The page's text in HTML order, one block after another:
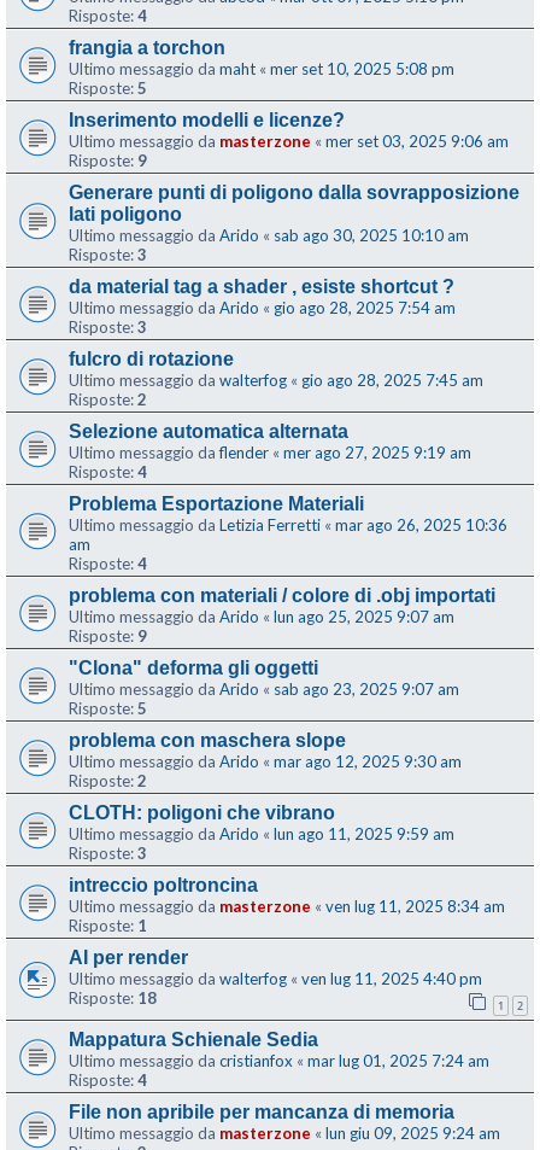
Risposte:4
frangia a torchon
Ultimo messaggio da maht « mer set 10, 2025 5:08 pm
Risposte:5
Inserimento modelli e licenze?
Ultimo messaggio da masterzone « mer set 03, 2025 9:06 am
Risposte: 9
Generare punti di poligono dalla sovrapposizione
lati poligono
Ultimo messaggio da Arido « sab ago 30, 2025 10:10 am
Risposte:3
da material tag a shader , esiste shortcut ?
Ultimo messaggio da Arido « gio ago 28, 2025 7:54 am
Risposte:3
fulcro di rotazione
Ultimo messaggio da walterfog « gio ago 28, 2025 7:45 am
Risposte:2
Selezione automatica alternata
Ultimo messaggio daflender « mer ago 27, 2025 9:19 am
Risposte:4
Problema Esportazione Materiali
Ultimo messaggio da Letizia Ferretti « mar ago 26, 2025 10:36
am
Risposte:4
problema con materiali / colore di .obj importati
Ultimo messaggio da Arido « lun ago 25, 2025 9:07 am
Risposte: 9
"Clona" deforma gli oggetti
Ultimo messaggio da Arido « sab ago 23, 2025 9:07 am
Risposte:5
problema con maschera slope
Ultimo messaggio da Arido « mar ago 12, 2025 9:30 am
Risposte:2
CLOTH: poligoni che vibrano
Ultimo messaggio da Arido « lun ago 11, 2025 9:59 am
Risposte:3
intreccio poltroncina
Ultimo messaggio da masterzone « ven lug 11, 2025 8:34 am
Risposte: 1
AI per render
Ultimo messaggio da walterfog « ven lug 11, 2025 4:40 pm
Risposte: 18 1 2
Mappatura Schienale Sedia
Ultimo messaggio da cristianfox « mar lug 01, 2025 7:24 am
Risposte:4
File non apribile per mancanza di memoria
Ultimo messaggio da masterzone « lun giu 09, 2025 9:24 am